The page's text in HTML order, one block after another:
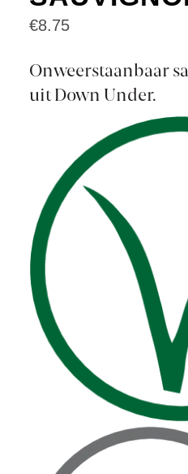
€8.75
Onweerstaanbaar
uit Down Under.